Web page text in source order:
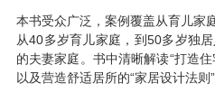
本书受众广泛，案例覆盖从育儿家
从40多岁育儿家庭，到50多岁独
的夫妻家庭。书中清晰解读“打造
以及营造舒适居所的“家居设计法则”